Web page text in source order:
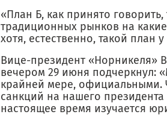
«План Б, как принято
традиционных рынков на
хотя, естественно, такой план у
Вице-президент «Норникеля»
вечером 29 июня подчеркнул:
крайней мере, официальными.
санкций на нашего
настоящее время изучается